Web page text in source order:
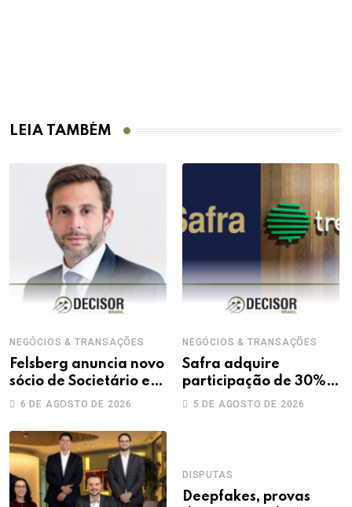
LEIA TAMBÉM
NEGÓCIOS & TRANSAÇÕES
Felsberg anuncia novo
sócio de Societário e
M&A
6 DE AGOSTO DE 2026
NEGÓCIOS & TRANSAÇÕES
Safra adquire
participação de 30%
na Treecorp
5 DE AGOSTO DE 2026
DISPUTAS
Deepfakes, provas